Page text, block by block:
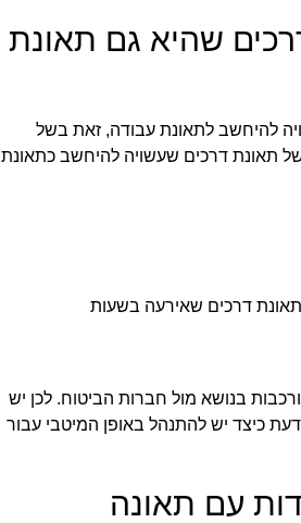
שהיא גם תאונת
להיחשב לתאונת עבודה, זאת בשל
תאונת דרכים שעשויה להיחשב כתאונת
דרכים שאירעה בשעות
בנושא מול חברות הביטוח. לכן יש
כיצד יש להתנהל באופן המיטבי עבור
עם תאונה